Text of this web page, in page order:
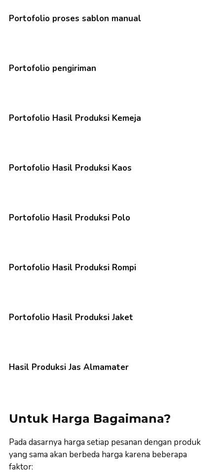
Portofolio proses sablon manual
Portofolio pengiriman
Portofolio Hasil Produksi Kemeja
Portofolio Hasil Produksi Kaos
Portofolio Hasil Produksi Polo
Portofolio Hasil Produksi Rompi
Portofolio Hasil Produksi Jaket
Hasil Produksi Jas Almamater
Untuk Harga Bagaimana?
Pada dasarnya harga setiap pesanan dengan produk
yang sama akan berbeda harga karena beberapa
faktor: